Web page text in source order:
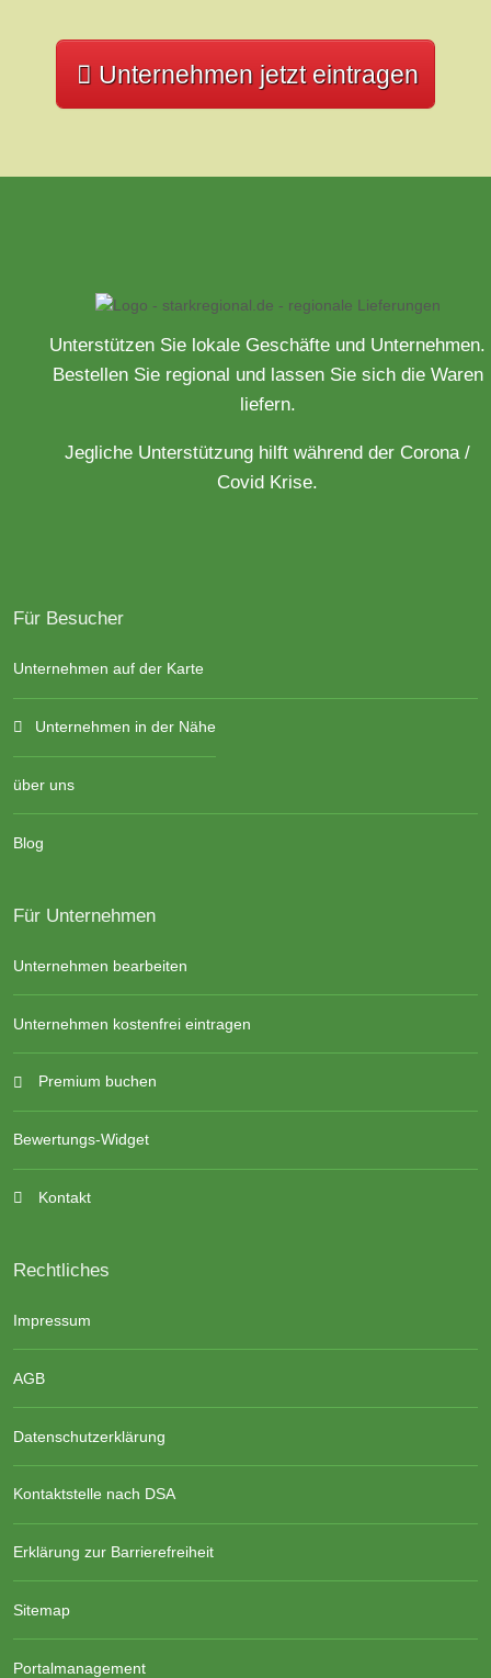
Unternehmen jetzt eintragen
Unterstützen Sie lokale Geschäfte und Unternehmen.
Bestellen Sie regional und lassen Sie sich die Waren
liefern.
Jegliche Unterstützung hilft während der Corona /
Covid Krise.
Für Besucher
Unternehmen auf der Karte
Unternehmen in der Nähe
über uns
Blog
Für Unternehmen
Unternehmen bearbeiten
Unternehmen kostenfrei eintragen
Premium buchen
Bewertungs-Widget
Kontakt
Rechtliches
Impressum
AGB
Datenschutzerklärung
Kontaktstelle nach DSA
Erklärung zur Barrierefreiheit
Sitemap
Portalmanagement